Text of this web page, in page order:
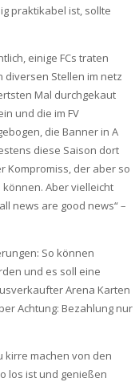
praktikabel ist, sollte
einige FCs traten
diversen Stellen im netz
Mal durchgekaut
und die im FV
die Banner in A
diese Saison dort
Kompromiss, der aber so
Aber vielleicht
news are good news“ –
So können
und es soll eine
Arena Karten
Achtung: Bezahlung nur
kirre machen von den
los ist und genießen